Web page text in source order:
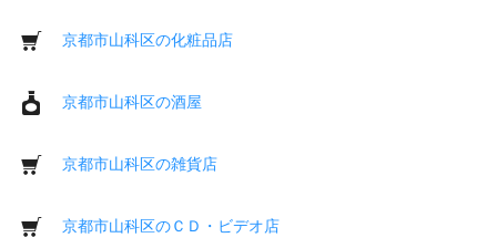
京都市山科区の化粧品店
京都市山科区の酒屋
京都市山科区の雑貨店
京都市山科区のＣＤ・ビデオ店